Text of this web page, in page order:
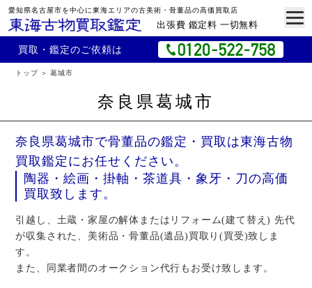
愛知県名古屋市を中心に東海エリアの古美術・骨董品の高価買取店
出張費 鑑定料 一切無料
買取・鑑定のご依頼は
トップ 葛城市
奈良県葛城市
奈良県葛城市で骨董品の鑑定・買取は東海古物
買取鑑定にお任せください。
陶器・絵画・掛軸・茶道具・象牙・刀の高価
買取致します。
引越し、土蔵・家屋の解体またはリフォーム(建て替え) 先代
が収集された、美術品・骨董品(遺品)買取り(買受)致しま
す。
また、同業者間のオークション代行もお受け致します。